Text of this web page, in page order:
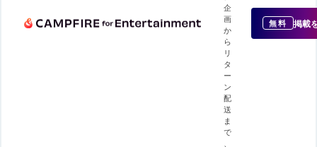
企
画
か
ら
リ
タ
ー
ン
配
送
ま
で
無料 掲載